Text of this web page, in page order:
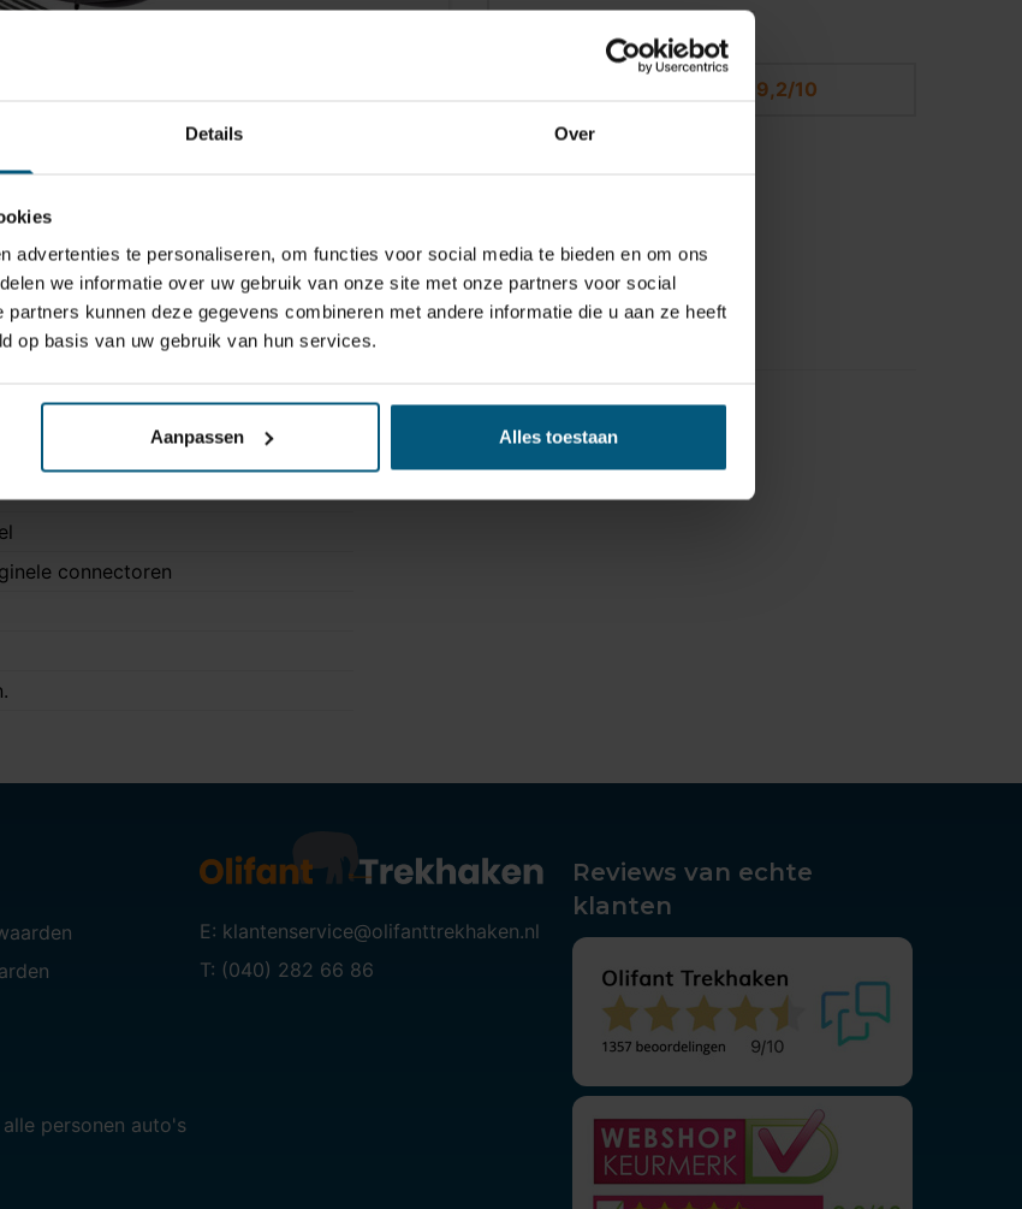
Details Over
advertenties te personaliseren, om functies voor social media te bieden en om ons
we informatie over uw gebruik van onze site met onze partners voor social
kunnen deze gegevens combineren met andere informatie die u aan ze heeft
op basis van uw gebruik van hun services.
Aanpassen Alles toestaan
14 dagen bedenktijd
9,2/10
connectoren
personen auto's
E: klantenservice@olifanttrekhaken.nl
T: (040) 282 66 86
Reviews van echte
klanten